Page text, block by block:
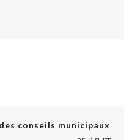
conseils municipaux